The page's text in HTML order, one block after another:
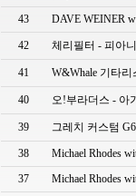
43 DAVE WEINER
42 체리필터 - 피아
41 W&Whale 기타리
40 오!부라더스 - 아
39 그레치 커스텀
38
Michael Rhodes
37
Michael Rhodes